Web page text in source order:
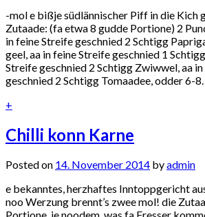
-mol e bißje südlännischer Piff in die Kich
Zutaade: (fa etwa 8 gudde Portione) 2
in feine Streife geschnied 2 Schtigg
geel, aa in feine Streife geschnied 1
Streife geschnied 2 Schtigg Zwiwwel, aa
geschnied 2 Schtigg Tomaadee, odder 6-8…
+
Chilli konn Karne
Posted on 14. November 2014 byadmin
e bekanntes, herzhaftes Inntoppgericht
noo Werzung brennt’s zwee mol! die